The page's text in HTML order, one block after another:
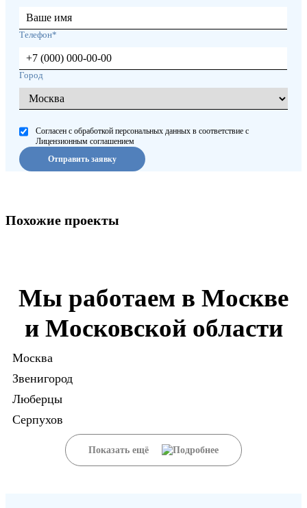
Телефон*
Город
Согласен с обработкой персональных данных в соответствие с
Лицензионным соглашением
Отправить заявку
Похожие проекты
Мы работаем в Москве
и Московской области
Москва
Звенигород
Люберцы
Серпухов
Показать ещё